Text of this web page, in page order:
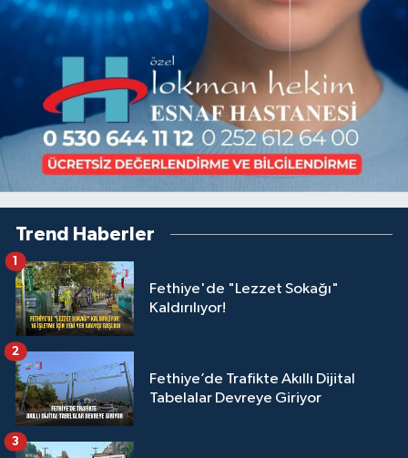
Trend Haberler
Fethiye'de "Lezzet Sokağı"
Kaldırılıyor!
1
Fethiye’de Trafikte Akıllı Dijital
Tabelalar Devreye Giriyor
2
3